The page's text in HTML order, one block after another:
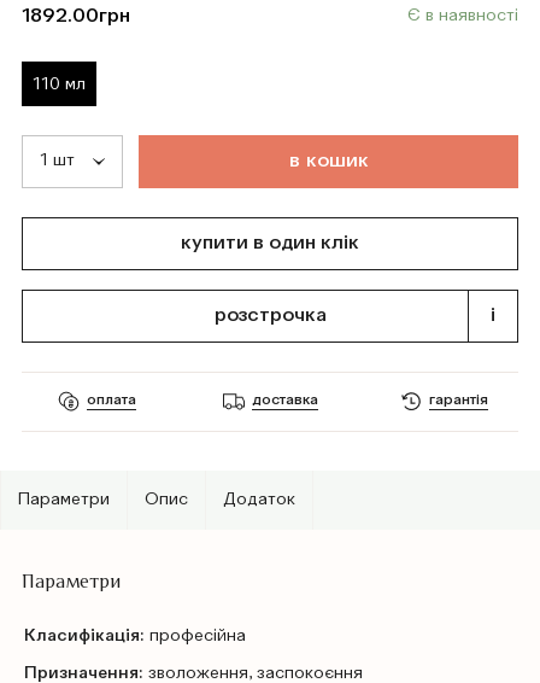
1892.00грн Є в наявності
110 мл
в кошик
купити в один клік
розстрочка i
оплата доставка гарантія
Параметри Опис Додаток
Параметри
Класифікація: професійна
Призначення: зволоження, заспокоєння